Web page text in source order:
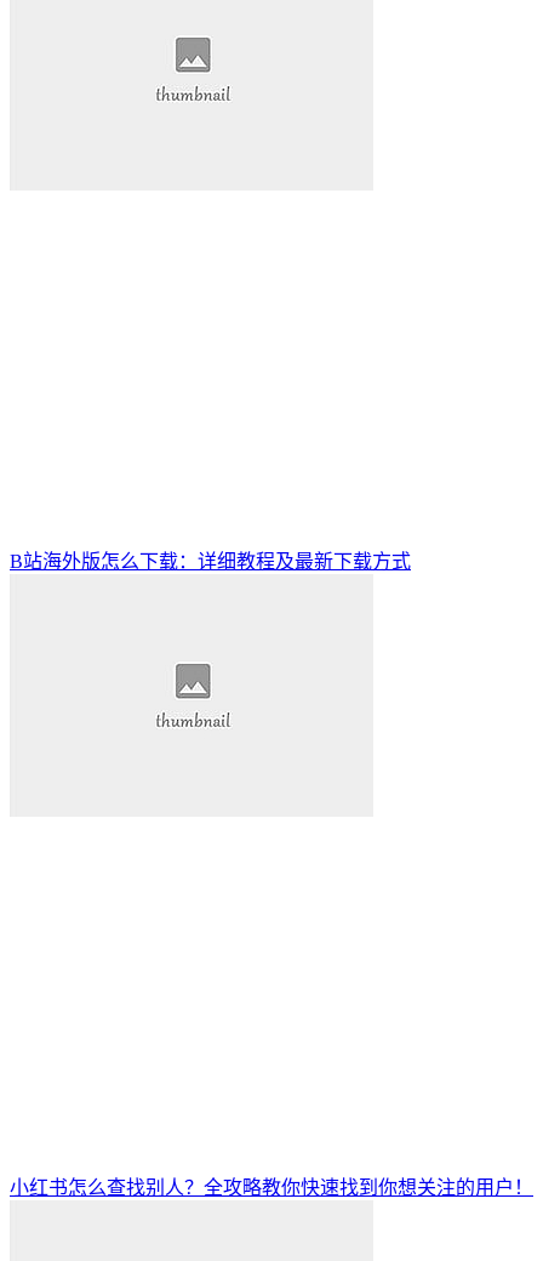
B站海外版怎么下载：详细教程及最新下载方式
小红书怎么查找别人？全攻略教你快速找到你想关注的用户！